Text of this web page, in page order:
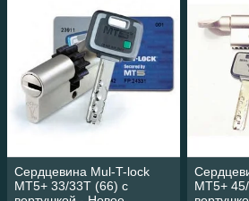
Сердцевина Mul-T-lock
MT5+ 33/33Т (66) с
MT5+